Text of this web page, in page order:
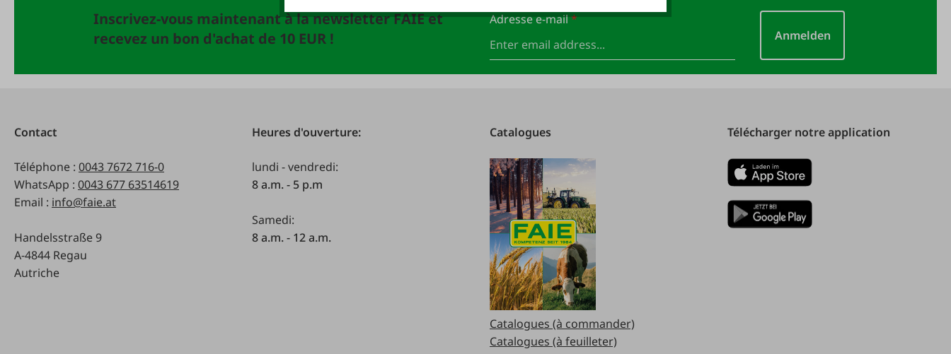
Inscrivez-vous maintenant à la newsletter FAIE et
recevez un bon d'achat de 10 EUR !
Adresse e-mail*
Anmelden
Contact
Téléphone : 0043 7672 716-0
WhatsApp : 0043 677 63514619
Email : info@faie.at
Handelsstraße 9
A-4844 Regau
Autriche
Heures d'ouverture:
lundi - vendredi:
8 a.m. - 5 p.m
Samedi:
8 a.m. - 12 a.m.
Catalogues
Catalogues (à commander)
Catalogues (à feuilleter)
Télécharger notre application